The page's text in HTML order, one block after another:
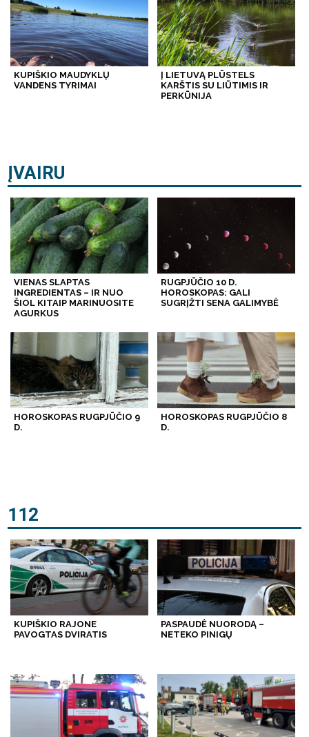
KUPIŠKIO MAUDYKLŲ
VANDENS TYRIMAI
Į LIETUVĄ PLŪSTELS
KARŠTIS SU LIŪTIMIS IR
PERKŪNIJA
ĮVAIRU
VIENAS SLAPTAS
INGREDIENTAS – IR NUO
ŠIOL KITAIP MARINUOSITE
AGURKUS
RUGPJŪČIO 10 D.
HOROSKOPAS: GALI
SUGRĮŽTI SENA GALIMYBĖ
HOROSKOPAS RUGPJŪČIO 9
D.
HOROSKOPAS RUGPJŪČIO 8
D.
112
KUPIŠKIO RAJONE
PAVOGTAS DVIRATIS
PASPAUDĖ NUORODĄ –
NETEKO PINIGŲ